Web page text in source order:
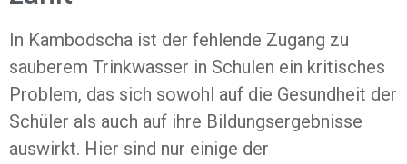
In Kambodscha ist der fehlende Zugang zu
sauberem Trinkwasser in Schulen ein kritisches
Problem, das sich sowohl auf die Gesundheit der
Schüler als auch auf ihre Bildungsergebnisse
auswirkt. Hier sind nur einige der